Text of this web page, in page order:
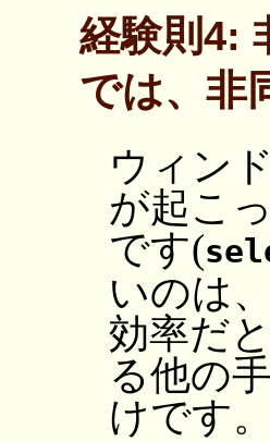
経験則4:
では、非
ウィン
が起こ
です(
いのは
効率だ
る他の
けです。